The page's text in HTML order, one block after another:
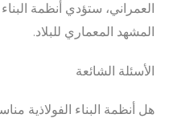
العمراني، ستؤدي أنظمة
المشهد المعماري للبلاد.
الأسئلة الشائعة
هل أنظمة البناء الفولاذية